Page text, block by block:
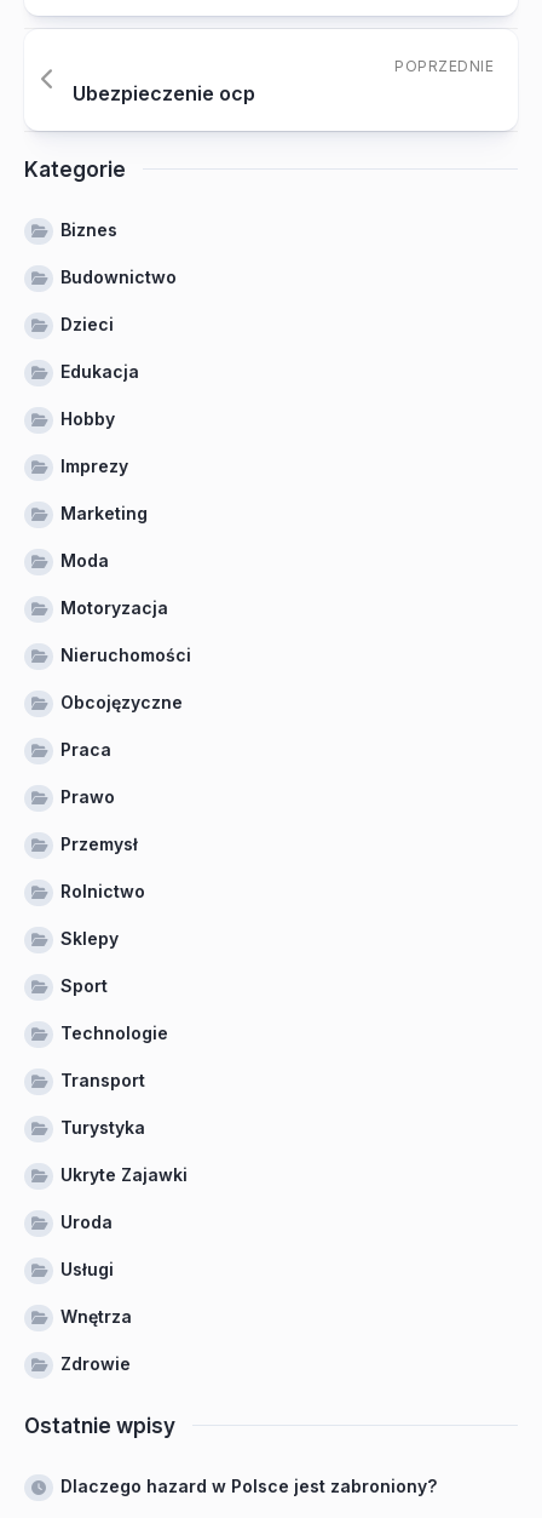
POPRZEDNIE
Ubezpieczenie ocp
Kategorie
Biznes
Budownictwo
Dzieci
Edukacja
Hobby
Imprezy
Marketing
Moda
Motoryzacja
Nieruchomości
Obcojęzyczne
Praca
Prawo
Przemysł
Rolnictwo
Sklepy
Sport
Technologie
Transport
Turystyka
Ukryte Zajawki
Uroda
Usługi
Wnętrza
Zdrowie
Ostatnie wpisy
Dlaczego hazard w Polsce jest zabroniony?